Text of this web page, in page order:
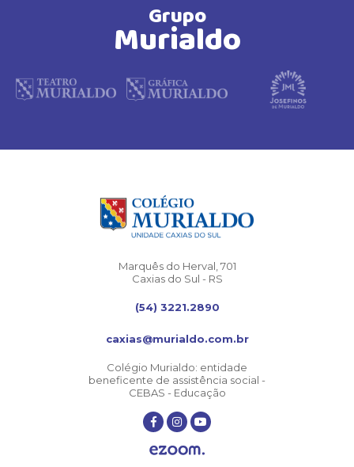
Grupo
Murialdo
Marquês do Herval, 701
Caxias do Sul - RS
(54) 3221.2890
caxias@murialdo.com.br
Colégio Murialdo: entidade
beneficente de assistência social -
CEBAS - Educação